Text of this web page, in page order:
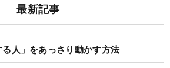
最新記事
人」をあっさり動かす方法